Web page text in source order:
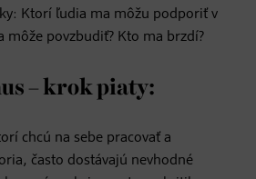
Ktorí ľudia ma môžu podporiť v
môže povzbudiť? Kto ma brzdí?
– krok piaty:
chcú na sebe pracovať a
často dostávajú nevhodné